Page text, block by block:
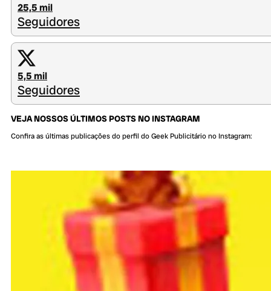
25,5 mil
Seguidores
5,5 mil
Seguidores
VEJA NOSSOS ÚLTIMOS POSTS NO INSTAGRAM
Confira as últimas publicações do perfil do Geek Publicitário no Instagram: